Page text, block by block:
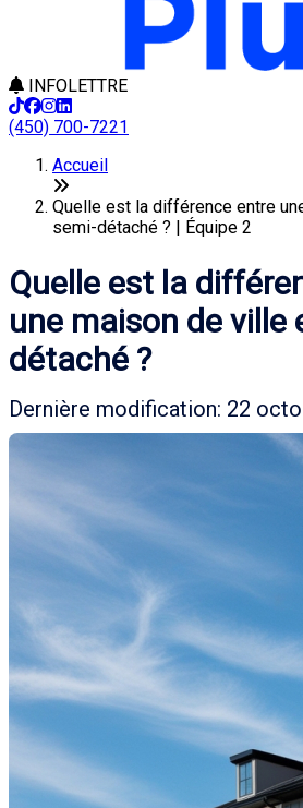
INFOLETTRE
(450) 700-7221
Accueil
Quelle est la différence entre
semi-détaché ? | Équipe 2
Quelle est la
une maison de ville
détaché ?
Dernière modification: 22